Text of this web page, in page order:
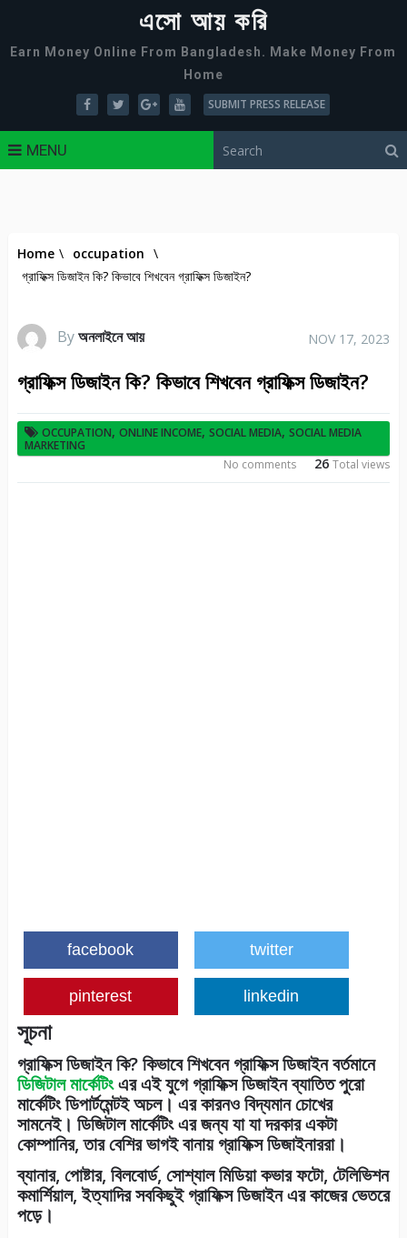
এসো আয় করি
Earn Money Online From Bangladesh. Make Money From
Home
SUBMIT PRESS RELEASE
MENU
Home \ occupation \
গ্রাফিক্স ডিজাইন কি? কিভাবে শিখবেন গ্রাফিক্স ডিজাইন?
Byঅনলাইনে আয় NOV 17, 2023
গ্রাফিক্স ডিজাইন কি? কিভাবে শিখবেন গ্রাফিক্স ডিজাইন?
OCCUPATION, ONLINE INCOME, SOCIAL MEDIA, SOCIAL MEDIA
MARKETING
26Total views
No comments
facebook twitter
pinterest linkedin
সূচনা
গ্রাফিক্স ডিজাইন কি? কিভাবে শিখবেন গ্রাফিক্স ডিজাইন বর্তমানে
ডিজিটাল মার্কেটিংএর এই যুগে গ্রাফিক্স ডিজাইন ব্যাতিত পুরো
মার্কেটিং ডিপার্টমেন্টই অচল। এর কারনও বিদ্যমান চোখের
সামনেই। ডিজিটাল মার্কেটিং এর জন্য যা যা দরকার একটা
কোম্পানির, তার বেশির ভাগই বানায় গ্রাফিক্স ডিজাইনাররা।
ব্যানার, পোষ্টার, বিলবোর্ড, সোশ্যাল মিডিয়া কভার ফটো, টেলিভিশন
কমার্শিয়াল, ইত্যাদির সবকিছুই গ্রাফিক্স ডিজাইন এর কাজের ভেতরে
পড়ে।